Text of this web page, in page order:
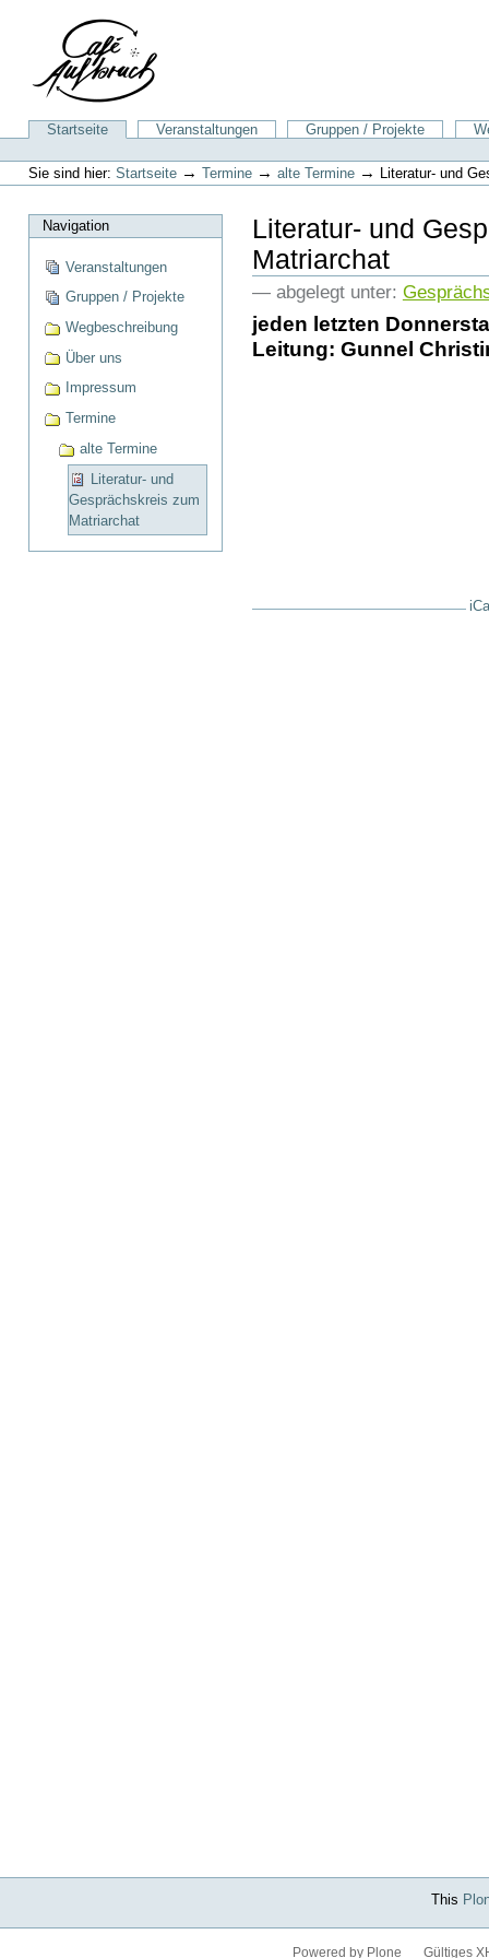
Navigation
SektionenStartseite Veranstaltungen Gruppen / Projekte
Benutzerspezifische
Werkzeuge
Sie sind hier: Startseite → Termine → alte Termine → Literatur- und
Navigation
Veranstaltungen
Gruppen / Projekte
Wegbeschreibung
Über uns
Impressum
Termine
alte Termine
Literatur- und
Gesprächskreis zum
Matriarchat
Literatur- und
Matriarchat
— abgelegt unter:
jeden letzten
Leitung: Gunnel
This
Powered by Plone Gültiges